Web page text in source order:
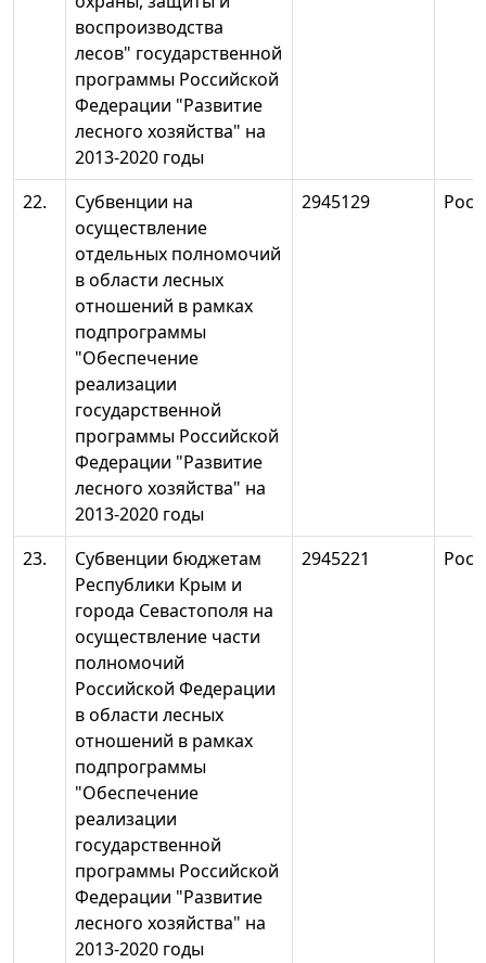
воспроизводства
лесов" государственной
программы Российской
Федерации "Развитие
лесного хозяйства" на
2013-2020 годы
22.
Субвенции на
осуществление
отдельных полномочий
в области лесных
отношений в рамках
подпрограммы
"Обеспечение
реализации
государственной
программы Российской
Федерации "Развитие
лесного хозяйства" на
2013-2020 годы
2945129
23.
Субвенции бюджетам
Республики Крым и
города Севастополя на
осуществление части
полномочий
Российской Федерации
в области лесных
отношений в рамках
подпрограммы
"Обеспечение
реализации
государственной
программы Российской
Федерации "Развитие
лесного хозяйства" на
2013-2020 годы
2945221